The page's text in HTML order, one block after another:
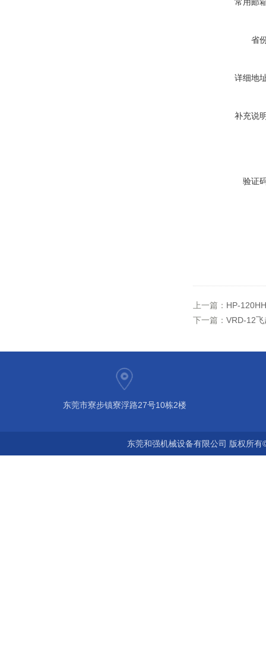
省
详细地
补充说
验证
上一篇： HP-
下一篇： VRD-12
东莞市寮步镇寮浮路27号10栋2楼
东莞和强机械设备有限公司 版权所